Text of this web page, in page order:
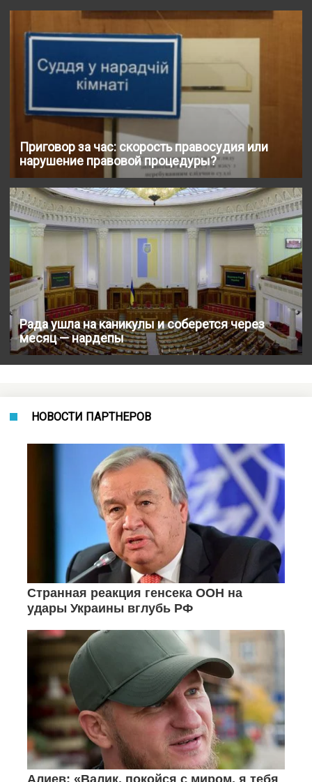
Приговор за час: скорость правосудия или
нарушение правовой процедуры?
Рада ушла на каникулы и соберется через
месяц — нардепы
НОВОСТИ ПАРТНЕРОВ